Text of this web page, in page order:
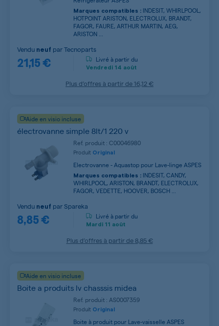
Marques compatibles : INDESIT, WHIRLPOOL,
HOTPOINT ARISTON, ELECTROLUX, BRANDT,
FAGOR, FAURE, ARTHUR MARTIN, AEG,
ARISTON ...
21,15 €
Vendu neuf parTecnoparts
Livré à partir du
Vendredi 14 août
Plus d’offres à partir de16,12 €
Aide en visio incluse
électrovanne simple 8lt/1 220 v
Ref. produit : C00046980
Produit Original
Electrovanne - Aquastop pour Lave-linge ASPES
Marques compatibles : INDESIT, CANDY,
WHIRLPOOL, ARISTON, BRANDT, ELECTROLUX,
FAGOR, VEDETTE, HOOVER, BOSCH ...
8,85 €
Vendu neuf parSpareka
Livré à partir du
Mardi 11 août
Plus d’offres à partir de8,85 €
Aide en visio incluse
Boite a produits lv chasssis midea
Ref. produit : AS0007359
Produit Original
Boite à produit pour Lave-vaisselle ASPES